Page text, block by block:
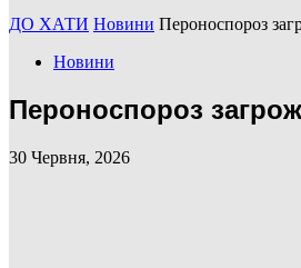
ДО ХАТИ Новини Пероноспороз
Новини
Пероноспороз
30 Червня, 2026